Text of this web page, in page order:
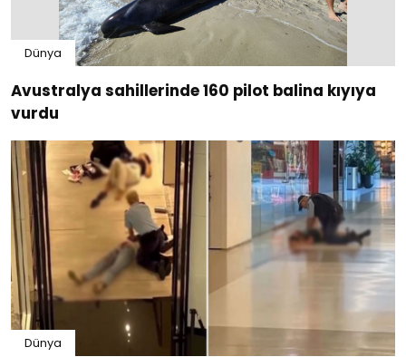
Dünya
Avustralya sahillerinde 160 pilot balina kıyıya
vurdu
Dünya